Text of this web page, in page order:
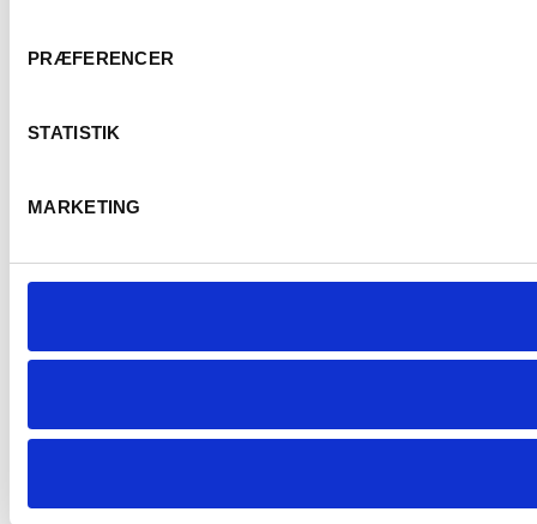
PRÆFERENCER
STATISTIK
MARKETING